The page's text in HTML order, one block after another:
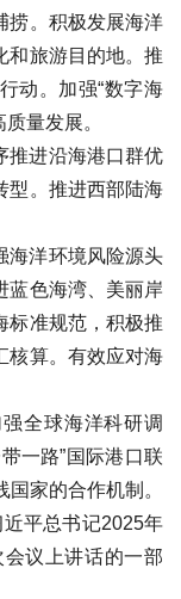
捞。积极发展海洋
和旅游目的地。推
动。加强“数字海
量发展。
推进沿海港口群优
型。推进西部陆海
海洋环境风险源头
蓝色海湾、美丽岸
标准规范，积极推
核算。有效应对海
全球海洋科研调
一路”国际港口联
家的合作机制。
近平总书记2025年
议上讲话的一部